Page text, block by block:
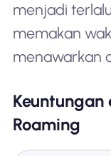
menjadi
memakan
menawarkan
Roaming